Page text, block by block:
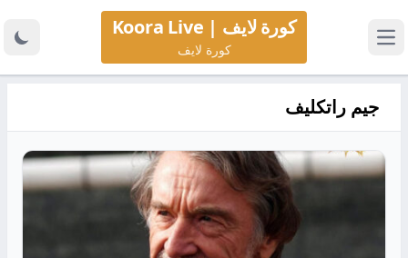
كورة لايف | Koora Live
كورة لايف
جيم راتكليف